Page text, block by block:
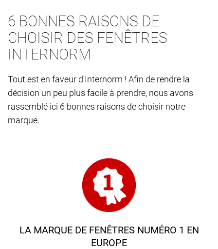
6 BONNES RAISONS DE
CHOISIR DES FENÊTRES
INTERNORM
Tout est en faveur d'Internorm ! Afin de rendre la
décision un peu plus facile à prendre, nous avons
rassemblé ici 6 bonnes raisons de choisir notre
marque.
LA MARQUE DE FENÊTRES NUMÉRO 1 EN
EUROPE